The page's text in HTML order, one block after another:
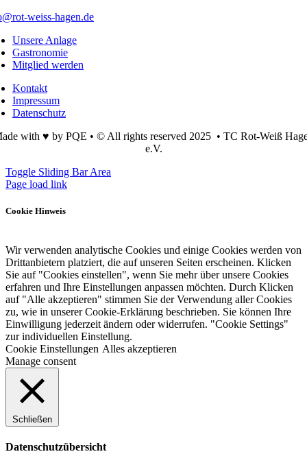
weiss-hagen.de
Unsere Anlage
Gastronomie
Mitglied werden
Kontakt
Impressum
Datenschutz
with ♥ by PQE • © All rights reserved 2025 • TC Rot-Weiß
e.V.
Toggle Sliding Bar Area
Page load link
Cookie Hinweis
Wir verwenden analytische Cookies und einige Cookies werden von
Drittanbietern platziert, die auf unseren Seiten erscheinen. Klicken
Sie auf "Cookies einstellen", wenn Sie mehr über unsere Cookies
erfahren und Ihre Einstellungen anpassen möchten. Durch Klicken
auf "Alle akzeptieren" stimmen Sie der Verwendung aller Cookies
zu, wie in unserer Cookie-Erklärung beschrieben. Sie können Ihre
Einwilligung jederzeit ändern oder widerrufen. "Cookie Settings"
zur individuellen Einstellung.
Cookie Einstellungen Alles akzeptieren
Manage consent
Schließen
Datenschutzübersicht